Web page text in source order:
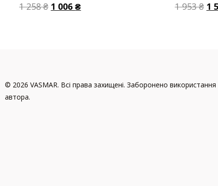
1 258₴ 1 006₴ 1 953₴ 1
© 2026 VASMAR. Всі права захищені. Заборонено використання
автора.